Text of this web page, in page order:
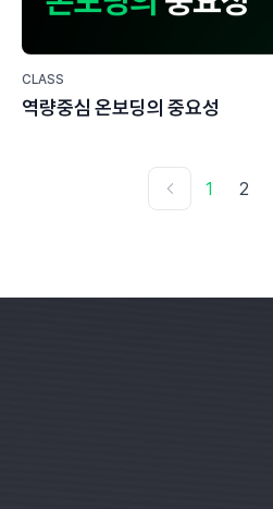
CLASS
역량중심 온보딩의 중요성
1 2